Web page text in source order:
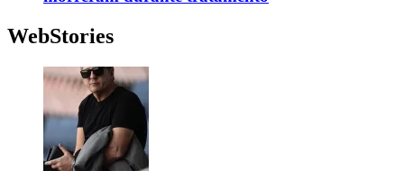
WebStories